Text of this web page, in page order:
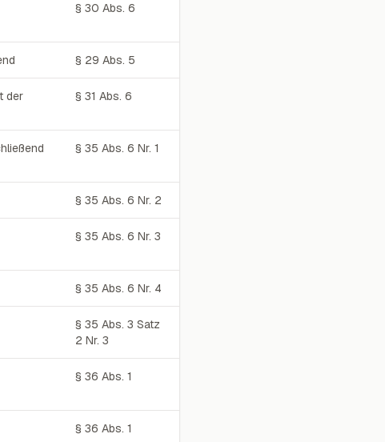
§ 30 Abs. 6
§ 29 Abs. 5
der
§ 31 Abs. 6
§ 35 Abs. 6 Nr. 1
§ 35 Abs. 6 Nr. 2
§ 35 Abs. 6 Nr. 3
§ 35 Abs. 6 Nr. 4
§ 35 Abs. 3 Satz
2 Nr. 3
§ 36 Abs. 1
§ 36 Abs. 1